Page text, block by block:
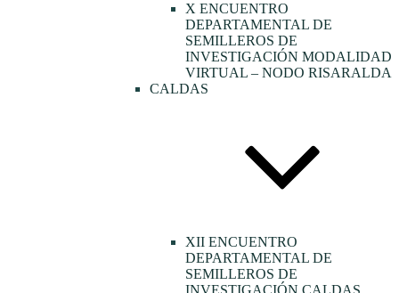
X ENCUENTRO
DEPARTAMENTAL DE
SEMILLEROS DE
INVESTIGACIÓN MODALIDAD
VIRTUAL – NODO RISARALDA
CALDAS
XII ENCUENTRO
DEPARTAMENTAL DE
SEMILLEROS DE
INVESTIGACIÓN CALDAS